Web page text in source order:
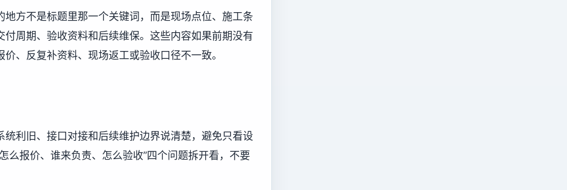
地方不是标题里那一个关键词，而是现场点位、施工条
周期、验收资料和后续维保。这些内容如果前期没有
、反复补资料、现场返工或验收口径不一致。
利旧、接口对接和后续维护边界说清楚，避免只看设
么报价、谁来负责、怎么验收”四个问题拆开看，不要